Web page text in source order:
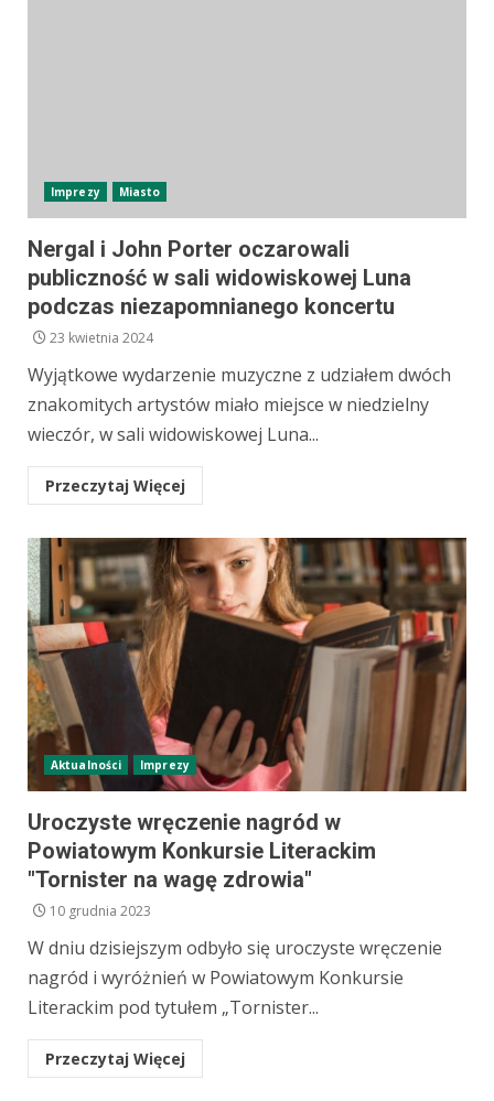
Imprezy Miasto
Nergal i John Porter oczarowali
publiczność w sali widowiskowej Luna
podczas niezapomnianego koncertu
23 kwietnia 2024
Wyjątkowe wydarzenie muzyczne z udziałem dwóch
znakomitych artystów miało miejsce w niedzielny
wieczór, w sali widowiskowej Luna...
Przeczytaj Więcej
Aktualności Imprezy
Uroczyste wręczenie nagród w
Powiatowym Konkursie Literackim
"Tornister na wagę zdrowia"
10 grudnia 2023
W dniu dzisiejszym odbyło się uroczyste wręczenie
nagród i wyróżnień w Powiatowym Konkursie
Literackim pod tytułem „Tornister...
Przeczytaj Więcej